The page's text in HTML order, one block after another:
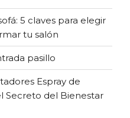
5 claves para elegir
tu salón
pasillo
Espray de
Secreto del Bienestar